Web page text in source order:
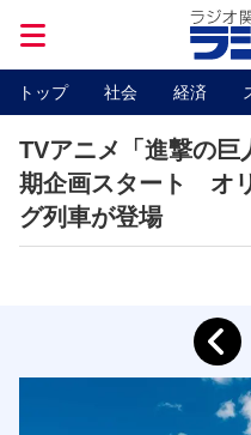
トップ 社会 経済
TVアニメ「進撃の
期企画スタート オ
グ列車が登場
Prev